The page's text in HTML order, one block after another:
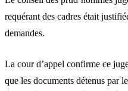
requérant des cadres était
demandes.
La cour d’appel confirme ce
que les documents détenus par